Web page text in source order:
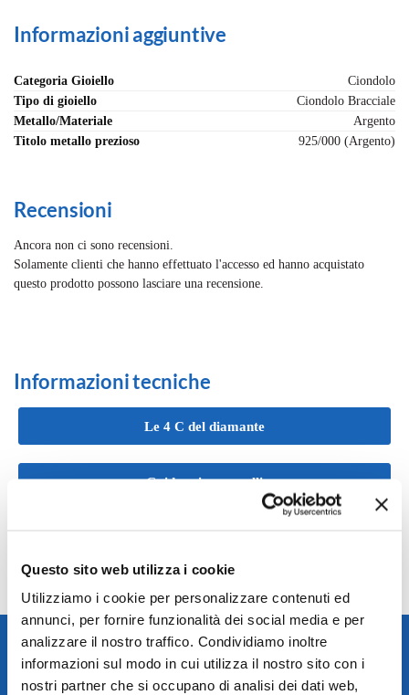
Questo sito web utilizza i cookie
Utilizziamo i cookie per personalizzare contenuti ed
annunci, per fornire funzionalità dei social media e per
analizzare il nostro traffico. Condividiamo inoltre
informazioni sul modo in cui utilizza il nostro sito con i
nostri partner che si occupano di analisi dei dati web,
Informazioni aggiuntive
Categoria Gioiello
Ciondolo
Tipo di gioiello
Ciondolo Bracciale
Metallo/Materiale
Argento
Titolo metallo prezioso
925/000 (Argento)
Recensioni
Ancora non ci sono recensioni.
Solamente clienti che hanno effettuato l'accesso ed hanno acquistato
questo prodotto possono lasciare una recensione.
Informazioni tecniche
Le 4 C del diamante
Guida misure anelli
Spedizione rapida in 24/48h
Reso gratuito entro 14 giorni